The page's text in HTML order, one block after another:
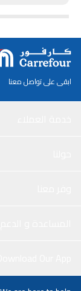
ابقى على تواصل معنا